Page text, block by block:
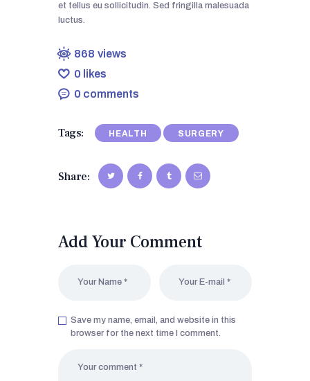
et tellus eu sollicitudin. Sed fringilla malesuada
luctus.
868 views
0 likes
0 comments
Tags: HEALTH SURGERY
Share:
Add Your Comment
Save my name, email, and website in this
browser for the next time I comment.